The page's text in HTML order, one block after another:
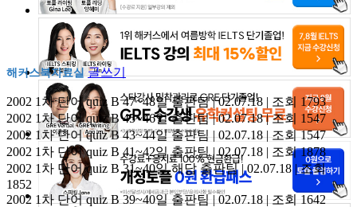
해커스북자료실 글쓰기
2002 1차 단어 quiz B 47~48일출판팀 | 02.07.18 | 조회 1793
2002 1차 단어 quiz B 45~46일출판팀 | 02.07.18 | 조회 1547
2002 1차 단어 quiz B 43~44일출판팀 | 02.07.18 | 조회 1547
2002 1차 단어 quiz B 41~42일출판팀 | 02.07.18 | 조회 1878
2002 1차 단어 quiz B 31~40일 해답 출판팀 | 02.07.18 | 조회
1852
2002 1차 단어 quiz B 39~40일 출판팀 | 02.07.18 | 조회 1642